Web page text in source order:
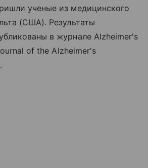
ученые из медицинского
(США). Результаты
в журнале Alzheimer's
of the Alzheimer's